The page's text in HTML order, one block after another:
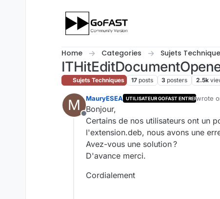
Home Categories Sujets
Sujets Techniques 17 posts 3 posters 2.5k
M
Offline
MauryESEA UTILISATEUR GOFAST ENTREPRISE
wrote
last
Bonjour,
Certains de nos utilisateurs ont un
l'extension.deb, nous avons une
Avez-vous une solution ?
D'avance merci.
Cordialement